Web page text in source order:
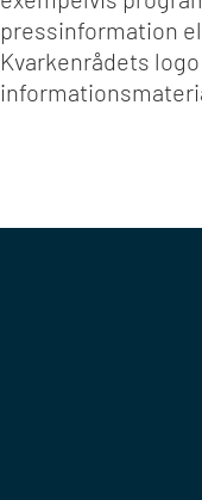
pressinformation
Kvarkenrådets